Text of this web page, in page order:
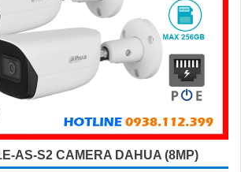
AS-S2 CAMERA DAHUA (8MP)